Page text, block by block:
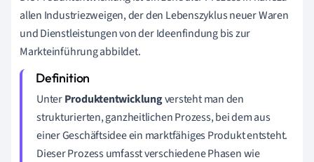
allen Industriezweigen, der den Lebenszyklus neuer Waren
und Dienstleistungen von der Ideenfindung bis zur
Markteinführung abbildet.
UnterProduktentwicklungversteht man den
strukturierten, ganzheitlichen Prozess, bei dem aus
einer Geschäftsidee ein marktfähiges Produkt entsteht.
Dieser Prozess umfasst verschiedene Phasen wie